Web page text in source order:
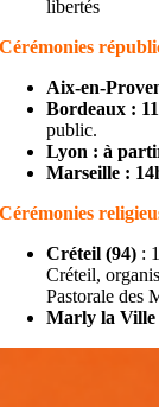
libertés
Cérémonies
Aix-en-
Bordeaux :
public.
Lyon : à
Marseille :
Cérémonies
Créteil (94) :
Créteil,
Pastorale des
Marly la Ville